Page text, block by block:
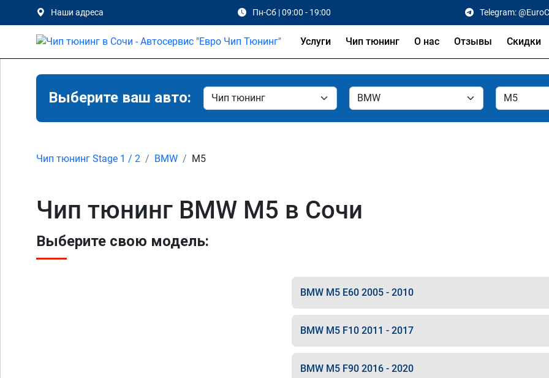
Наши адреса Пн-Сб | 09:00 - 19:00 Telegram:
Услуги Чип тюнинг О нас Отзывы Скидки
Выберите ваш авто:
Чип тюнинг Stage 1 / 2 BMW M5
Чип тюнинг BMW M5 в Сочи
Выберите свою модель:
BMW M5 E60 2005 - 2010
BMW M5 F10 2011 - 2017
BMW M5 F90 2016 - 2020